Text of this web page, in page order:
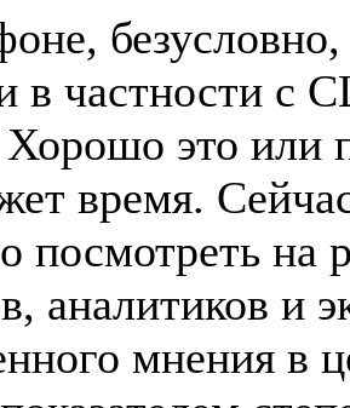
в частности с
это или
время.
посмотреть на
аналитиков и
мнения в